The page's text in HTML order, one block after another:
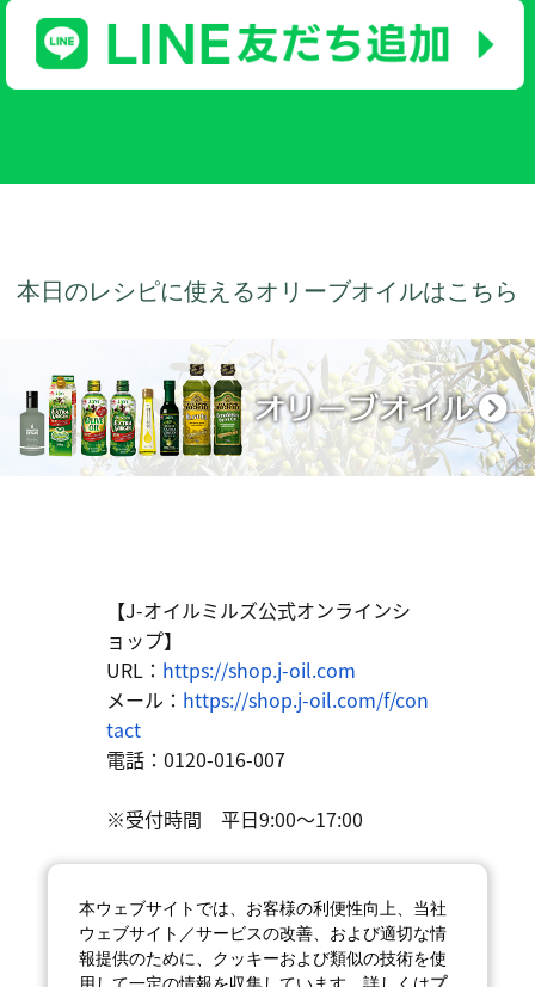
本日のレシピに使えるオリーブオイルはこちら
【J-オイルミルズ公式オンラインシ
ョップ】
URL： https://shop.j-oil.com
メール： https://shop.j-oil.com/f/con
tact
電話：0120-016-007
※受付時間 平日9:00～17:00
解除はこちらから】
https://shop.j-oil.com/p/newsletter/
unsubscribe
本ウェブサイトでは、お客様の利便性向上、当社
ウェブサイト／サービスの改善、および適切な情
報提供のために、クッキーおよび類似の技術を使